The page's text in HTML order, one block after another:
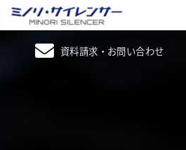
資料請求・お問い合わせ